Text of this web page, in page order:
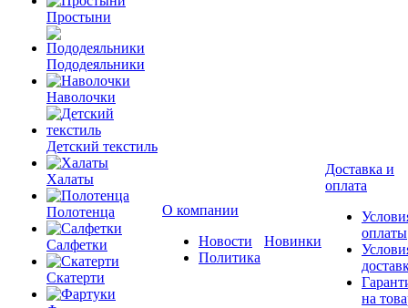
Простыни
Пододеяльники
Наволочки
Детский текстиль
Халаты
Полотенца
Салфетки
Скатерти
О компании
Новости
Политика
Новинки
Доставка и
оплата
оплаты
на